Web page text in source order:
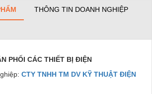
THÔNG TIN DOANH NGHIỆP
PHỐI CÁC THIẾT BỊ ĐIỆN
CTY TNHH TM DV KỸ THUẬT ĐIỆN